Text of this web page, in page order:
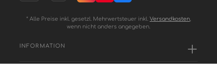
* Alle Preise inkl. gesetzl. Mehrwertsteuer inkl. Versandkosten,
wenn nicht anders angegeben.
INFORMATION